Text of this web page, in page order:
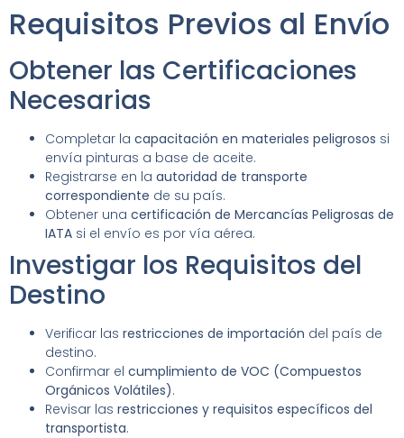
Requisitos Previos al Envío
Obtener las Certificaciones
Necesarias
Completar la capacitación en materiales peligrosos si
envía pinturas a base de aceite.
Registrarse en la autoridad de transporte
correspondiente de su país.
Obtener una certificación de Mercancías Peligrosas de
IATA si el envío es por vía aérea.
Investigar los Requisitos del
Destino
Verificar las restricciones de importación del país de
destino.
Confirmar el cumplimiento de VOC (Compuestos
Orgánicos Volátiles).
Revisar las restricciones y requisitos específicos del
transportista.